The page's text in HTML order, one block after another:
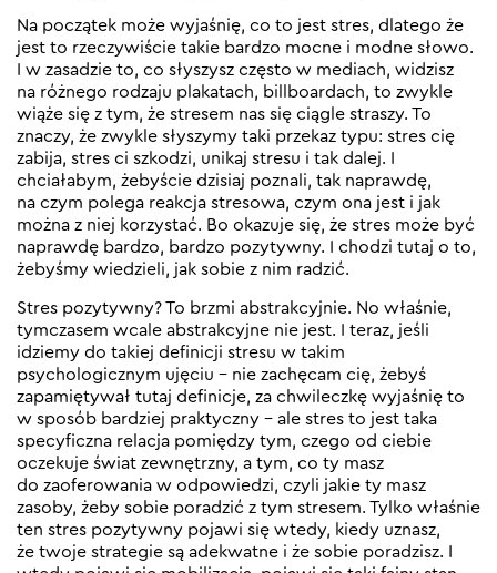
Na początek może wyjaśnię, co to jest stres, dlatego że
jest to rzeczywiście takie bardzo mocne i modne słowo.
I w zasadzie to, co słyszysz często w mediach, widzisz
na różnego rodzaju plakatach, billboardach, to zwykle
wiąże się z tym, że stresem nas się ciągle straszy. To
znaczy, że zwykle słyszymy taki przekaz typu: stres cię
zabija, stres ci szkodzi, unikaj stresu i tak dalej. I
chciałabym, żebyście dzisiaj poznali, tak naprawdę,
na czym polega reakcja stresowa, czym ona jest i jak
można z niej korzystać. Bo okazuje się, że stres może być
naprawdę bardzo, bardzo pozytywny. I chodzi tutaj o to,
żebyśmy wiedzieli, jak sobie z nim radzić.
Stres pozytywny? To brzmi abstrakcyjnie. No właśnie,
tymczasem wcale abstrakcyjne nie jest. I teraz, jeśli
idziemy do takiej definicji stresu w takim
psychologicznym ujęciu – nie zachęcam cię, żebyś
zapamiętywał tutaj definicje, za chwileczkę wyjaśnię to
w sposób bardziej praktyczny – ale stres to jest taka
specyficzna relacja pomiędzy tym, czego od ciebie
oczekuje świat zewnętrzny, a tym, co ty masz
do zaoferowania w odpowiedzi, czyli jakie ty masz
zasoby, żeby sobie poradzić z tym stresem. Tylko właśnie
ten stres pozytywny pojawi się wtedy, kiedy uznasz,
że twoje strategie są adekwatne i że sobie poradzisz. I